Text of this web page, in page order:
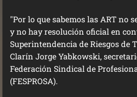
"Por lo que sabemos las ART no
y no hay resolución oficial en
Superintendencia de Riesgos de
Clarín Jorge Yabkowski,
Federación Sindical de
(FESPROSA).